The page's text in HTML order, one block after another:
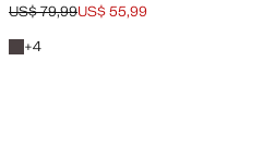
Precio inicial tachado [US$ 79,99 ]
US$ 79,99
Precio actual [US$ 55,99 ]
US$ 55,99
Marrón
+4
+1 colores